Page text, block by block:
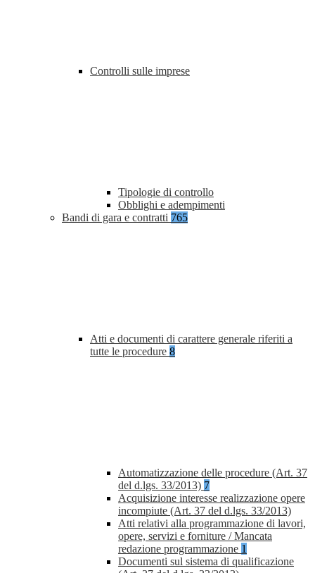
Controlli sulle imprese
Tipologie di controllo
Obblighi e adempimenti
Bandi di gara e contratti 765
Atti e documenti di carattere generale riferiti a
tutte le procedure 8
Automatizzazione delle procedure (Art. 37
del d.lgs. 33/2013) 7
Acquisizione interesse realizzazione opere
incompiute (Art. 37 del d.lgs. 33/2013)
Atti relativi alla programmazione di lavori,
opere, servizi e forniture / Mancata
redazione programmazione 1
Documenti sul sistema di qualificazione